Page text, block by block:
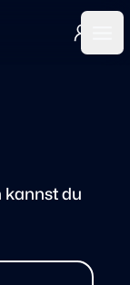
Login
kannst du